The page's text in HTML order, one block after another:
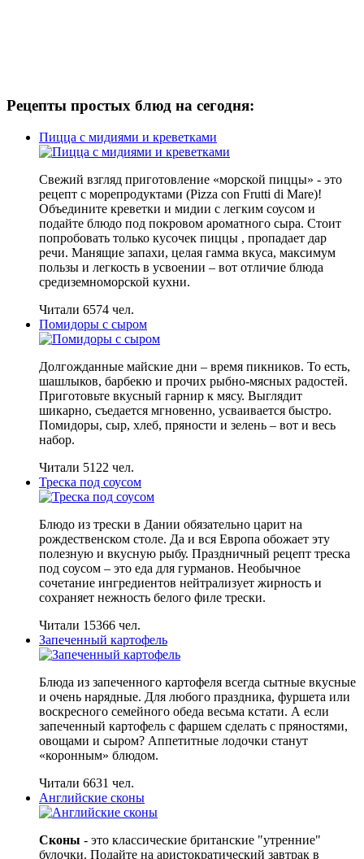
Рецепты простых блюд на сегодня:
Пицца с мидиями и креветками
Свежий взгляд приготовление «морской пиццы» - это
рецепт с морепродуктами (Pizza con Frutti di Mare)!
Объедините креветки и мидии с легким соусом и
подайте блюдо под покровом ароматного сыра. Стоит
попробовать только кусочек пиццы , пропадает дар
речи. Манящие запахи, целая гамма вкуса, максимум
пользы и легкость в усвоении – вот отличие блюда
средиземноморской кухни.
Читали 6574 чел.
Помидоры с сыром
Долгожданные майские дни – время пикников. То есть,
шашлыков, барбекю и прочих рыбно-мясных радостей.
Приготовьте вкусный гарнир к мясу. Выглядит
шикарно, съедается мгновенно, усваивается быстро.
Помидоры, сыр, хлеб, пряности и зелень – вот и весь
набор.
Читали 5122 чел.
Треска под соусом
Блюдо из трески в Дании обязательно царит на
рождественском столе. Да и вся Европа обожает эту
полезную и вкусную рыбу. Праздничный рецепт треска
под соусом – это еда для гурманов. Необычное
сочетание ингредиентов нейтрализует жирность и
сохраняет нежность белого филе трески.
Читали 15366 чел.
Запеченный картофель
Блюда из запеченного картофеля всегда сытные вкусные
и очень нарядные. Для любого праздника, фуршета или
воскресного семейного обеда весьма кстати. А если
запеченный картофель с фаршем сделать с пряностями,
овощами и сыром? Аппетитные лодочки станут
«коронным» блюдом.
Читали 6631 чел.
Английские сконы
Сконы - это классические британские "утренние"
булочки. Подайте на аристократический завтрак в